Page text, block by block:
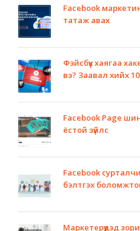
Facebook
татаж авах
Фэйсбүүк хаягаа
вэ? Заавал хийх
Facebook Page
ёстой зүйлс
Facebook
бэлтгэх
Маркетерүүдэд